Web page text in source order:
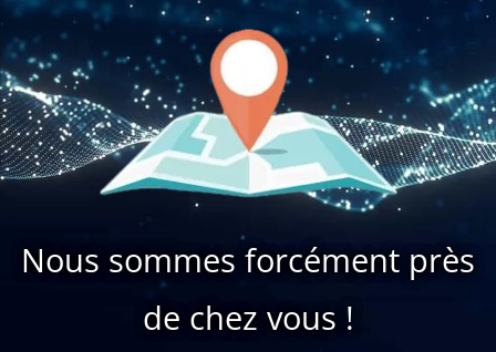
Nous sommes forcément près
de chez vous !